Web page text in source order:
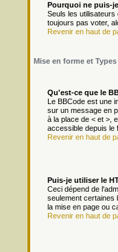
Pourquoi ne puis-
Seuls les
toujours pas voter,
Revenir en haut de
Mise en forme et
Qu'est-ce que le
Le BBCode est une
sur un message en
à la place de < et >,
accessible depuis le
Revenir en haut de
Puis-je utiliser le
Ceci dépend de
seulement certaines
la mise en page ou
Revenir en haut de